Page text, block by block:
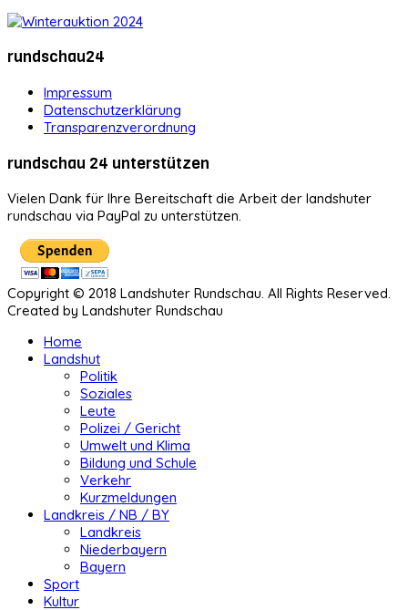
rundschau24
Impressum
Datenschutzerklärung
Transparenzverordnung
rundschau 24 unterstützen
Vielen Dank für Ihre Bereitschaft die Arbeit der landshuter
rundschau via PayPal zu unterstützen.
Copyright © 2018 Landshuter Rundschau. All Rights Reserved.
Created by Landshuter Rundschau
Home
Landshut
Politik
Soziales
Leute
Polizei / Gericht
Umwelt und Klima
Bildung und Schule
Verkehr
Kurzmeldungen
Landkreis / NB / BY
Landkreis
Niederbayern
Bayern
Sport
Kultur